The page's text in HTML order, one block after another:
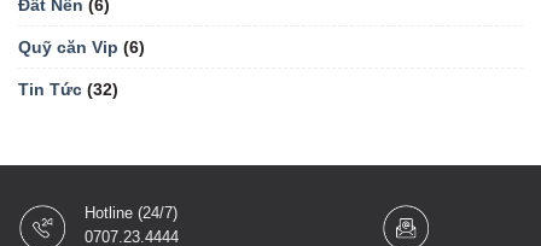
Quỹ căn Vip (6)
Tin Tức (32)
Hotline (24/7)
0707.23.4444